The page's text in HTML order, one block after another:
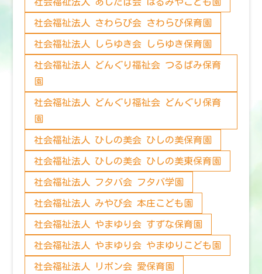
社会福祉法人 さわらび会 さわらび保育園
社会福祉法人 しらゆき会 しらゆき保育園
社会福祉法人 どんぐり福祉会 つるばみ保育
園
社会福祉法人 どんぐり福祉会 どんぐり保育
園
社会福祉法人 ひしの美会 ひしの美保育園
社会福祉法人 ひしの美会 ひしの美東保育園
社会福祉法人 フタバ会 フタバ学園
社会福祉法人 みやび会 本庄こども園
社会福祉法人 やまゆり会 すずな保育園
社会福祉法人 やまゆり会 やまゆりこども園
社会福祉法人 リボン会 愛保育園